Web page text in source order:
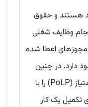
حد هستند و حقوق
وظایف شغلی
مجوزهای اعطا شده
دارد. در چنین
مواردی، مهم است که اصل حداقل امتیاز (PoLP) را با
تکمیل یک کار